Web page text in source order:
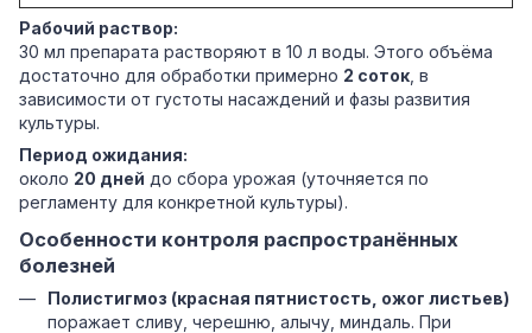
Рабочий раствор:
30 мл препарата растворяют в 10 л воды. Этого объёма
достаточно для обработки примерно 2 соток , в
зависимости от густоты насаждений и фазы развития
культуры.
Период ожидания:
около 20 дней до сбора урожая (уточняется по
регламенту для конкретной культуры).
Особенности контроля распространённых
болезней
Полистигмоз (красная пятнистость, ожог листьев)
поражает сливу, черешню, алычу, миндаль. При